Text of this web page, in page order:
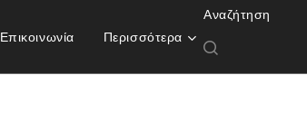
Επικοινωνία Περισσότερα
Αναζήτηση